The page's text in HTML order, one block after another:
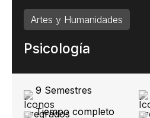
Artes y Humanidades
Psicología
9 Semestres
Tiempo completo